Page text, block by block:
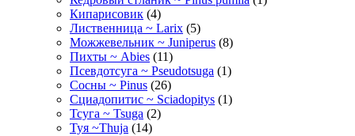
Кипарисовик (4)
Лиственница ~ Larix (5)
Можжевельник ~ Juniperus (8)
Пихты ~ Abies (11)
Псевдотсуга ~ Pseudotsuga (1)
Сосны ~ Pinus (26)
Сциадопитис ~ Sciadopitys (1)
Тсуга ~ Tsuga (2)
Туя ~Thuja (14)